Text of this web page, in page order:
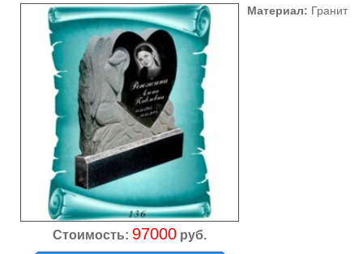
Стоимость: 97000 руб.
Материал: Гранит